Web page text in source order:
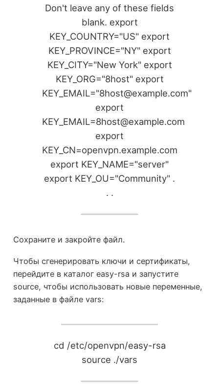
Don't leave any of these fields
blank. export
KEY_COUNTRY="US" export
KEY_PROVINCE="NY" export
KEY_CITY="New York" export
KEY_ORG="8host" export
KEY_EMAIL="8host@example.com"
export
KEY_EMAIL=8host@example.com
export
KEY_CN=openvpn.example.com
export KEY_NAME="server"
export KEY_OU="Community" .
. .
Сохраните и закройте файл.
Чтобы сгенерировать ключи и сертификаты,
перейдите в каталог easy-rsa и запустите
source, чтобы использовать новые переменные,
заданные в файле vars:
cd /etc/openvpn/easy-rsa
source ./vars